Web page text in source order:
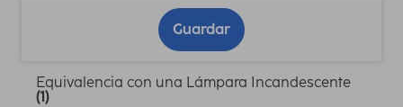
Guardar
Equivalencia con una Lámpara Incandescente
(1)